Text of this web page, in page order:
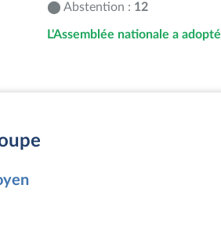
Abstention : 12
L'Assemblée nationale a adopté